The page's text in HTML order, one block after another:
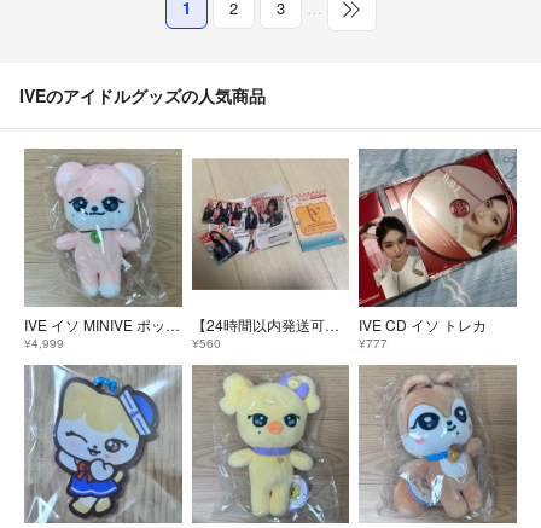
1 2 3 …
IVEのアイドルグッズの人気商品
IVE イソ MINIVE ポップアップ PLUSH ぬいぐるみ
¥4,999
【24時間以内発送可能】IVE ステッカーコレクション
¥560
IVE CD イソ トレカ
¥777